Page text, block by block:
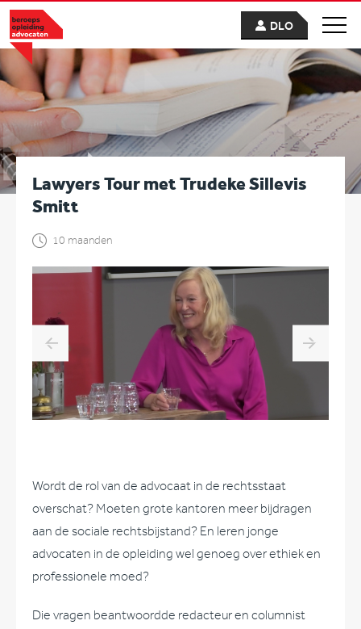
DLO
Lawyers Tour met Trudeke Sillevis
Smitt
10 maanden
Wordt de rol van de advocaat in de rechtsstaat
overschat? Moeten grote kantoren meer bijdragen
aan de sociale rechtsbijstand? En leren jonge
advocaten in de opleiding wel genoeg over ethiek en
professionele moed?
Die vragen beantwoordde redacteur en columnist